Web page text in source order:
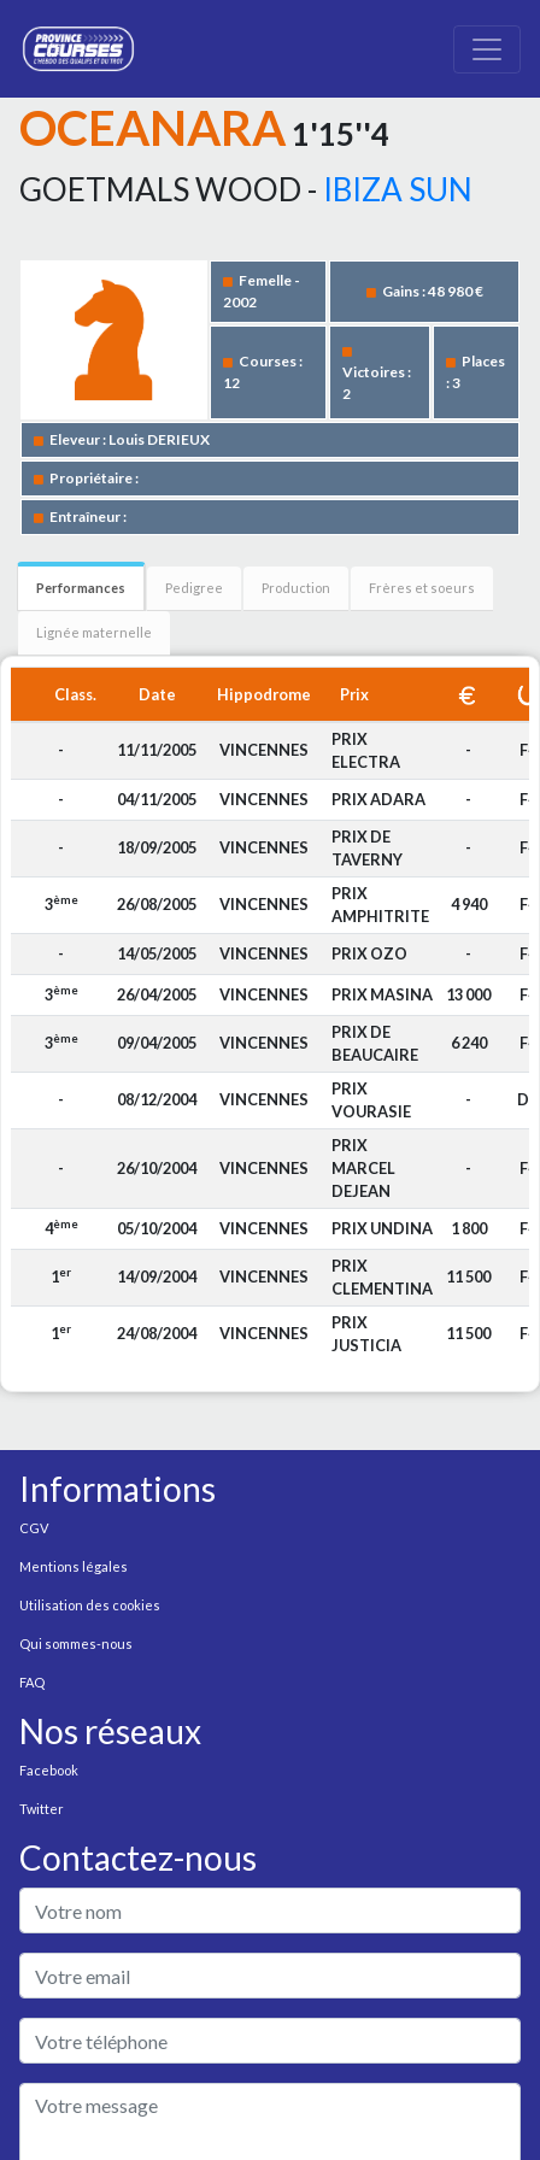
OCEANARA 1'15''4
GOETMALS WOOD - IBIZA SUN
Femelle -
2002
Gains : 48 980 €
Courses :
12
Victoires :
2
Places
: 3
Eleveur : Louis DERIEUX
Propriétaire :
Entraîneur :
Performances Pedigree Production Frères et soeurs
Lignée maternelle
Class. Date Hippodrome Prix
- 11/11/2005 VINCENNES
PRIX
ELECTRA
- F4
- 04/11/2005 VINCENNES PRIX ADARA - F4
- 18/09/2005 VINCENNES
PRIX DE
TAVERNY
- F4
3ème 26/08/2005 VINCENNES
PRIX
AMPHITRITE
4 940 F4
- 14/05/2005 VINCENNES PRIX OZO - F4
3ème 26/04/2005 VINCENNES PRIX MASINA 13 000 F4
3ème 09/04/2005 VINCENNES
PRIX DE
BEAUCAIRE
6 240 F4
- 08/12/2004 VINCENNES
PRIX
VOURASIE
- DP
- 26/10/2004 VINCENNES
PRIX
MARCEL
DEJEAN
- F4
4ème 05/10/2004 VINCENNES PRIX UNDINA 1 800 F4
1er 14/09/2004 VINCENNES
PRIX
CLEMENTINA
11 500 F4
1er 24/08/2004 VINCENNES
PRIX
JUSTICIA
11 500 F4
Informations
CGV
Mentions légales
Utilisation des cookies
Qui sommes-nous
FAQ
Nos réseaux
Facebook
Twitter
Contactez-nous